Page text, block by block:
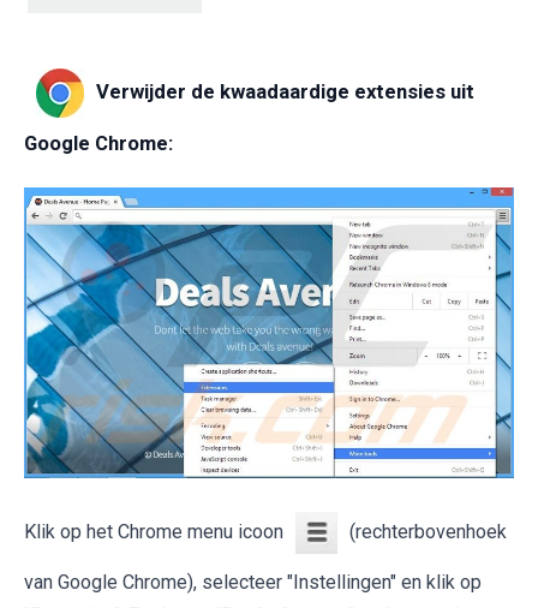
Verwijder de kwaadaardige extensies uit
Google Chrome:
Klik op het Chrome menu icoon (rechterbovenhoek
van Google Chrome), selecteer "Instellingen" en klik op